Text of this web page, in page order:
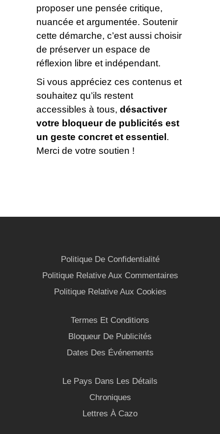
proposer une pensée critique,
nuancée et argumentée. Soutenir
cette démarche, c’est aussi choisir
de préserver un espace de
réflexion libre et indépendant.
Si vous appréciez ces contenus et
souhaitez qu’ils restent
accessibles à tous, désactiver
votre bloqueur de publicités est
un geste concret et essentiel .
Merci de votre soutien !
Politique De Confidentialité
Politique Relative Aux Commentaires
Politique Relative Aux Cookies
Termes Et Conditions
Bloqueur De Publicités
Dates Des Événements
Le Pays Dans Les Détails
Chroniques
Lettres À Cazo